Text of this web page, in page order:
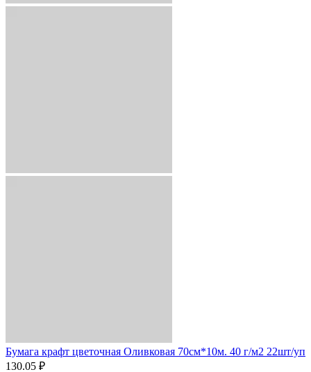
Бумага крафт цветочная Оливковая 70см*10м. 40 г/м2 22шт/уп
130.05 ₽